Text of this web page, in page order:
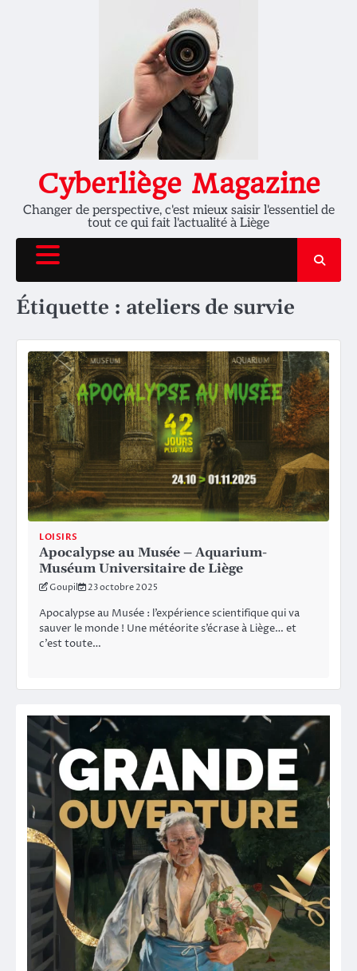
Cyberliège Magazine
Changer de perspective, c'est mieux saisir l'essentiel de
tout ce qui fait l'actualité à Liège
Étiquette : ateliers de survie
LOISIRS
Apocalypse au Musée – Aquarium-
Muséum Universitaire de Liège
Goupil 23 octobre 2025
Apocalypse au Musée : l’expérience scientifique qui va
sauver le monde ! Une météorite s’écrase à Liège… et
c’est toute…